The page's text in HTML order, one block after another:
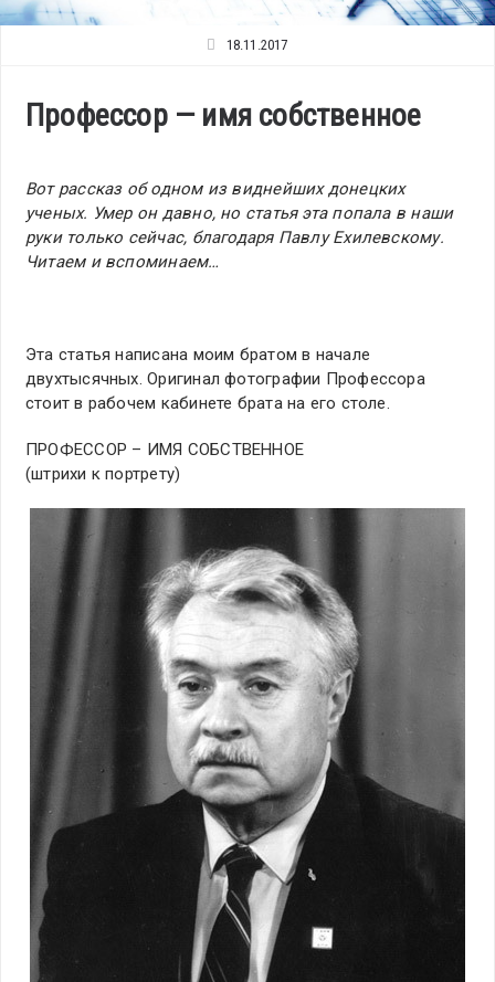
18.11.2017
Профессор — имя собственное
Вот рассказ об одном из виднейших донецких
ученых. Умер он давно, но статья эта попала в наши
руки только сейчас, благодаря Павлу Ехилевскому.
Читаем и вспоминаем…
Эта статья написана моим братом в начале
двухтысячных. Оригинал фотографии Профессора
стоит в рабочем кабинете брата на его столе.
ПРОФЕССОР – ИМЯ СОБСТВЕННОЕ
(штрихи к портрету)